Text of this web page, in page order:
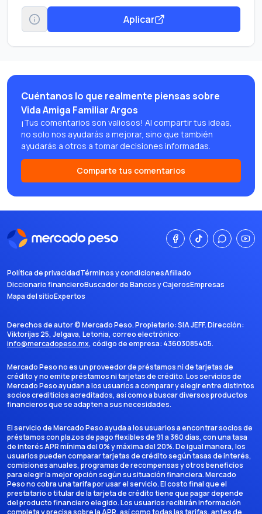
Aplicar
Cuéntanos lo que realmente piensas sobre
Vida Amiga Familiar Argos
¡Tus comentarios son valiosos! Al compartir tus ideas,
no solo nos ayudarás a mejorar, sino que también
ayudarás a otros a tomar decisiones informadas.
Comparte tus comentarios
Política de privacidadTérminos y condicionesAfiliado
Diccionario financieroBuscador de Bancos y CajerosEmpresas
Mapa del sitioExpertos
Derechos de autor ©Mercado Peso. Propietario:SIA JEFF. Dirección:
Viktorijas 25, Jelgava, Letonia, correo electrónico:
info@mercadopeso.mx, código de empresa: 43603085405.
Mercado Peso no es un proveedor de préstamos ni de tarjetas de
crédito y no emite préstamos ni tarjetas de crédito. Los servicios de
Mercado Peso ayudan a los usuarios a comparar y elegir entre distintos
socios crediticios acreditados, así como a buscar diversos productos
financieros que se adapten a sus necesidades.
El servicio de Mercado Peso ayuda a los usuarios a encontrar socios de
préstamos con plazos de pago flexibles de 91 a 360 días, con una tasa
de interés APR mínima del 0% y máxima del 20%. De igual manera, los
usuarios pueden comparar tarjetas de crédito según tasas de interés,
comisiones anuales, programas de recompensas y otros beneficios
para elegir la mejor opción según su situación financiera. Mercado
Peso no cobra una tarifa por usar el servicio. El costo final que el
prestatario o titular de la tarjeta de crédito tiene que pagar depende
del producto financiero elegido. Los usuarios recibirán información
completa y precisa sobre la APR, así como todas las tarifas, antes de